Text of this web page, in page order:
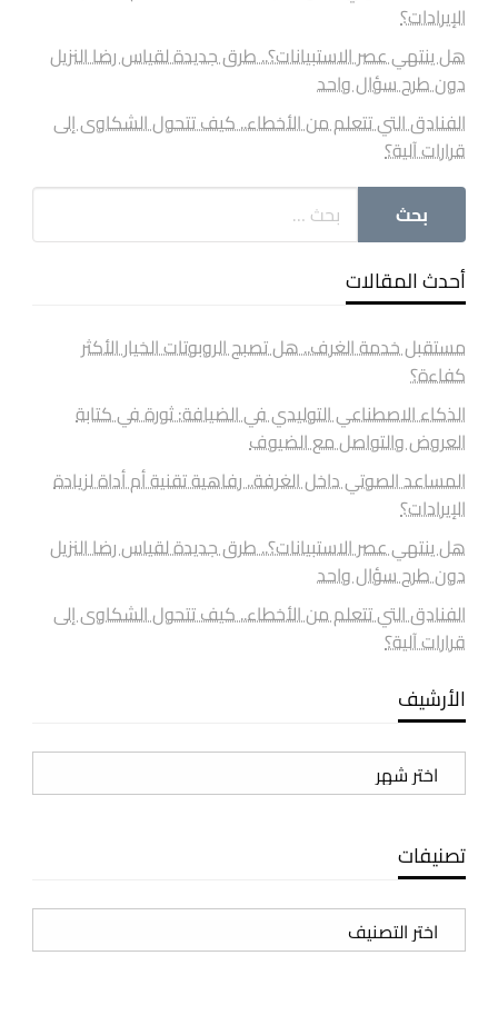
الإيرادات؟
هل ينتهي عصر الاستبيانات؟.. طرق جديدة لقياس رضا النزيل
دون طرح سؤال واحد
الفنادق التي تتعلم من الأخطاء.. كيف تتحول الشكاوى إلى
قرارات آلية؟
أحدث المقالات
مستقبل خدمة الغرف.. هل تصبح الروبوتات الخيار الأكثر
كفاءة؟
الذكاء الاصطناعي التوليدي في الضيافة: ثورة في كتابة
العروض والتواصل مع الضيوف
المساعد الصوتي داخل الغرفة.. رفاهية تقنية أم أداة لزيادة
الإيرادات؟
هل ينتهي عصر الاستبيانات؟.. طرق جديدة لقياس رضا النزيل
دون طرح سؤال واحد
الفنادق التي تتعلم من الأخطاء.. كيف تتحول الشكاوى إلى
قرارات آلية؟
الأرشيف
الأرشيف
تصنيفات
تصنيفات